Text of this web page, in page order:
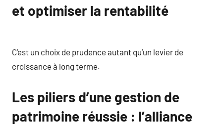
et optimiser la rentabilité
C’est un choix de prudence autant qu’un levier de
croissance à long terme.
Les piliers d’une gestion de
patrimoine réussie : l’alliance